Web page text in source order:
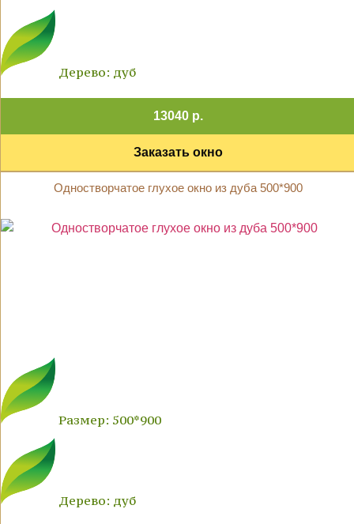
Дерево: дуб
13040 р.
Заказать окно
Одностворчатое глухое окно из дуба 500*900
Размер: 500*900
Дерево: дуб